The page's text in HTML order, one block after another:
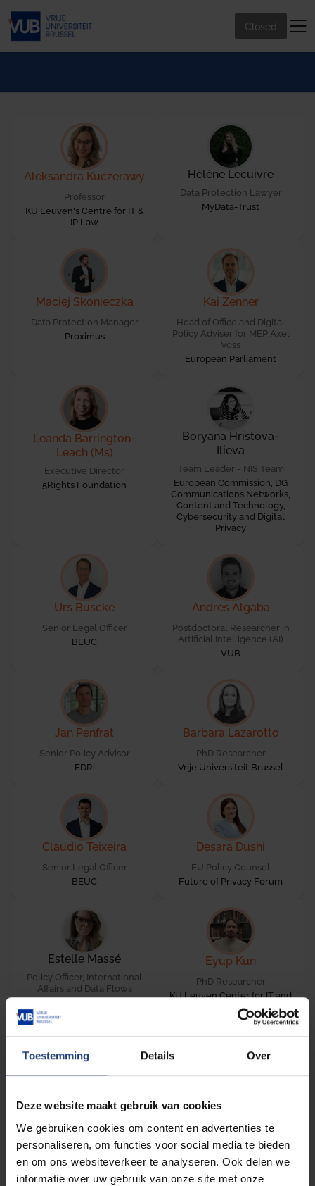
Toestemming Details Over
Deze website maakt gebruik van cookies
We gebruiken cookies om content en advertenties te
personaliseren, om functies voor social media te bieden
en om ons websiteverkeer te analyseren. Ook delen we
informatie over uw gebruik van onze site met onze
Closed
Aleksandra Kuczerawy
Professor
KU Leuven's Centre for IT &
IP Law
Hélène Lecuivre
Data Protection Lawyer
MyData-Trust
Maciej Skonieczka
Data Protection Manager
Proximus
Kai Zenner
Head of Office and Digital
Policy Adviser for MEP Axel
Voss
European Parliament
Leanda Barrington-
Leach (Ms)
Executive Director
5Rights Foundation
Boryana Hristova-
Ilieva
Team Leader - NIS Team
European Commission, DG
Communications Networks,
Content and Technology,
Cybersecurity and Digital
Privacy
Urs Buscke
Senior Legal Officer
BEUC
Andres Algaba
Postdoctoral Researcher in
Artificial Intelligence (AI)
VUB
Jan Penfrat
Senior Policy Advisor
EDRi
Barbara Lazarotto
PhD Researcher
Vrije Universiteit Brussel
Claudio Teixeira
Senior Legal Officer
BEUC
Desara Dushi
EU Policy Counsel
Future of Privacy Forum
Estelle Massé
Policy Officer, International
Affairs and Data Flows
Commission
Eyup Kun
PhD Researcher
KU Leuven Center for IT and
IP Law
Associate Professor of Law &
Technology
Universiteit Leiden
OECD